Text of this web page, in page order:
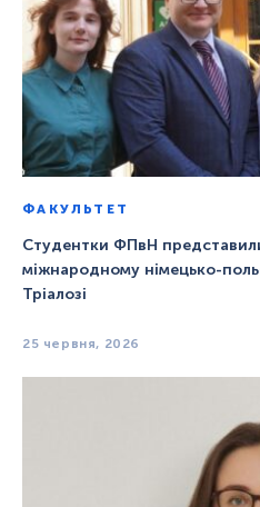
ФАКУЛЬТЕТ
Студентки ФПвН
міжнародному німецько-
Тріалозі
25 червня, 2026